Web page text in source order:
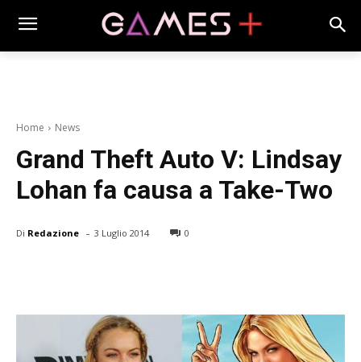
Home News
Grand Theft Auto V: Lindsay
Lohan fa causa a Take-Two
Di Redazione - 3 Luglio 2014 0